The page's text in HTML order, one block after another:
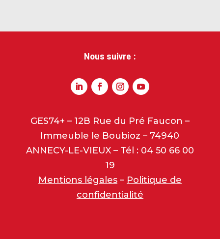
Nous suivre :
GES74+ – 12B Rue du Pré Faucon –
Immeuble le Boubioz – 74940
ANNECY-LE-VIEUX – Tél : 04 50 66 00
19
Mentions légales– Politique de
confidentialité